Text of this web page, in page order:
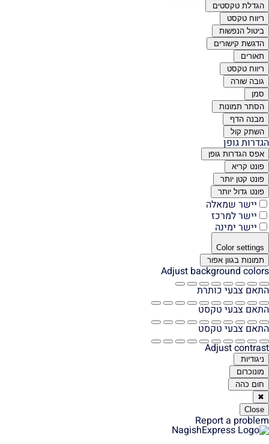
טקסטים
טקסט
הנפשות
קישורים
טקסט
שורה
תמונות
הדף
קול
גופן
הגדרות גופן
קריא
קטן יותר
גדול יותר
יישר שמאלה
יישר למרכז
יישר ימינה
Color
בגוון אפור
Adjust background
צבעי כותרת
צבעי טקסט
צבעי טקסט
Adjust
כהה
Report a